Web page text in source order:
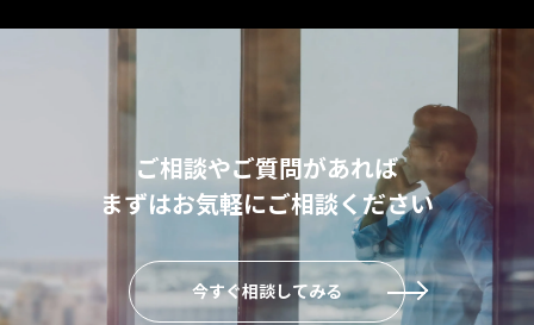
ご相談やご質問があれば
まずはお気軽にご相談ください
今すぐ相談してみる